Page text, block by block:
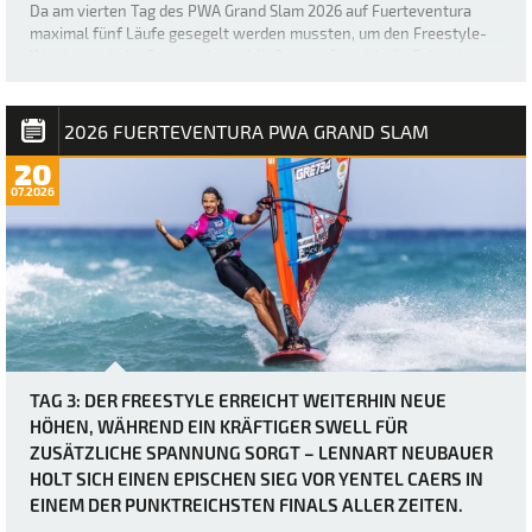
Da am vierten Tag des PWA Grand Slam 2026 auf Fuerteventura
maximal fünf Läufe gesegelt werden mussten, um den Freestyle-
kam. Die heutigen Bedingung…
2026 FUERTEVENTURA PWA GRAND SLAM
20
07.2026
TAG 3: DER FREESTYLE ERREICHT WEITERHIN NEUE
HÖHEN, WÄHREND EIN KRÄFTIGER SWELL FÜR
ZUSÄTZLICHE SPANNUNG SORGT – LENNART NEUBAUER
HOLT SICH EINEN EPISCHEN SIEG VOR YENTEL CAERS IN
EINEM DER PUNKTREICHSTEN FINALS ALLER ZEITEN.